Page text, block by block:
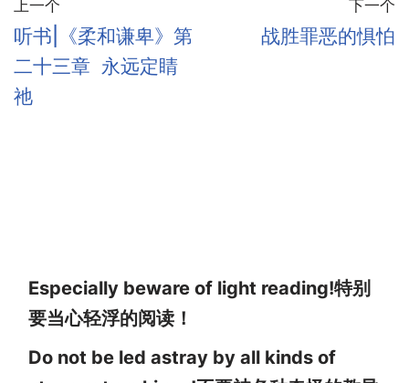
上一个
听书|《柔和谦卑》第
二十三章 永远定睛
祂
下一个
战胜罪恶的惧怕
Especially beware of light reading!特别
要当心轻浮的阅读！
Do not be led astray by all kinds of